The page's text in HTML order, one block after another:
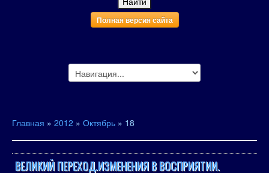
Полная версия сайта
Главная » 2012 » Октябрь » 18
ВЕЛИКИЙ ПЕРЕХОД.ИЗМЕНЕНИЯ В ВОСПРИЯТИИ.